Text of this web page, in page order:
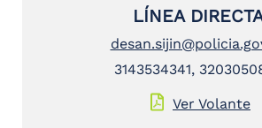
LÍNEA
3143534341,
Ver Volante